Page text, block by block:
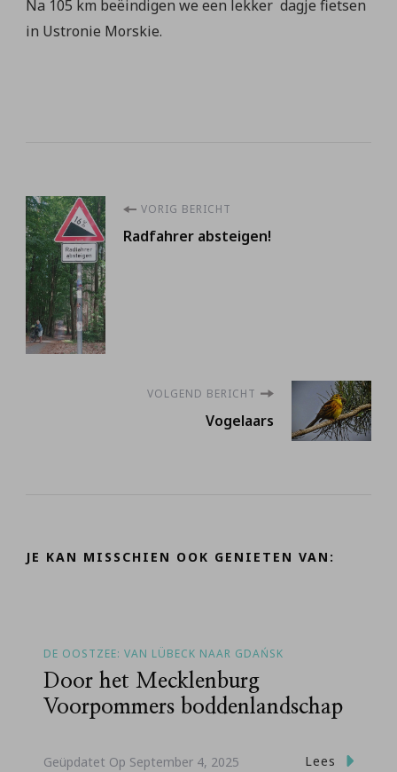
Na 105 km beëindigen we een lekker dagje fietsen
in Ustronie Morskie.
Berichtnavigatie
VORIG BERICHT
Radfahrer absteigen!
VOLGEND BERICHT
Vogelaars
JE KAN MISSCHIEN OOK GENIETEN VAN:
DE OOSTZEE: VAN LÜBECK NAAR GDAŃSK
Door het Mecklenburg
Voorpommers boddenlandschap
Geüpdatet Op September 4, 2025 Lees